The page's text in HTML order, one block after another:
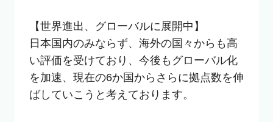
【世界進出、グローバルに展開中】
日本国内のみならず、海外の国々からも高
い評価を受けており、今後もグローバル化
を加速、現在の6か国からさらに拠点数を伸
ばしていこうと考えております。